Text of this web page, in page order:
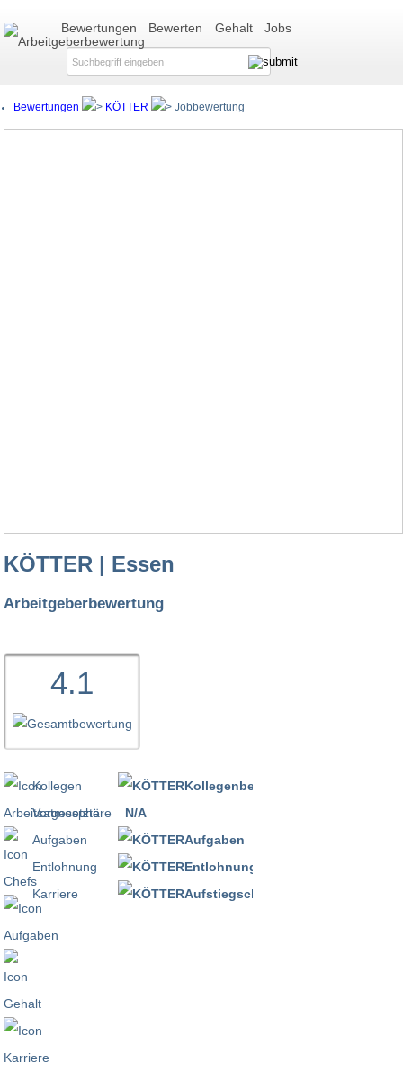
Bewertungen Bewerten Gehalt Jobs
Bewertungen KÖTTER Jobbewertung
KÖTTER | Essen
Arbeitgeberbewertung
4.1
Kollegen
Vorgesetzte
Aufgaben
Entlohnung
Karriere
N/A